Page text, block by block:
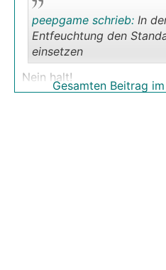
peepgame schrieb: In
Entfeuchtung den
einsetzen
Nein halt!
Gesamten Beitrag